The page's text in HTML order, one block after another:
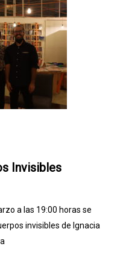
Invisibles
a las 19:00 horas se
invisibles de Ignacia